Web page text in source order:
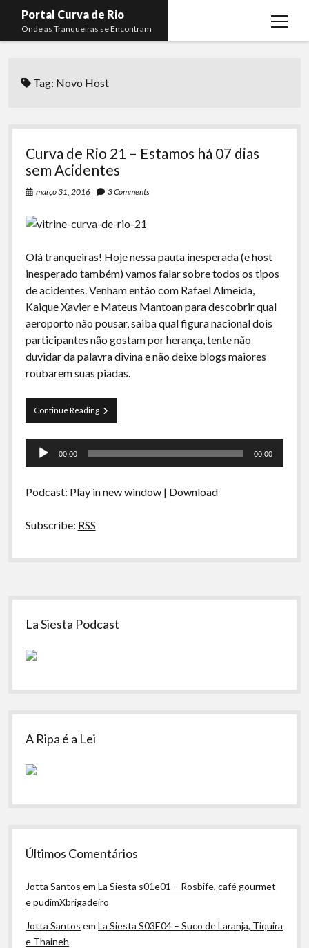
Portal Curva de Rio
Onde as Tranqueiras se Encontram
open
menu
Curva de Rio
Komos
La Siesta Podcast
Arquivo CDR
Papo Tranqueira
A Ripa É a Lei
Especiais
Preliminares
Membros
Lucas Oliveira
Kaique Xavier
Tag: Novo Host
Curva de Rio 21 – Estamos há 07 dias
sem Acidentes
março 31, 2016 3 Comments
Olá tranqueiras! Hoje nessa pauta inesperada (e host
inesperado também) vamos falar sobre todos os tipos
de acidentes. Venham então com Rafael Almeida,
Kaique Xavier e Mateus Mantoan para descobrir qual
aeroporto não pousar, saiba qual figura nacional dois
participantes não gostam por herança, tente não
duvidar da palavra divina e não deixe blogs maiores
roubarem suas piadas.
Continue ReadingCurva
de
–
07
Tocador
00:00 00:00
Podcast: Play in new window| Download
Subscribe: RSS
Sidebar
La Siesta Podcast
A Ripa é a Lei
Últimos Comentários
Jotta Santos emLa Siesta s01e01 – Rosbife, café gourmet
e pudimXbrigadeiro
Jotta Santos emLa Siesta S03E04 – Suco de Laranja, Tiquira
e Thaineh